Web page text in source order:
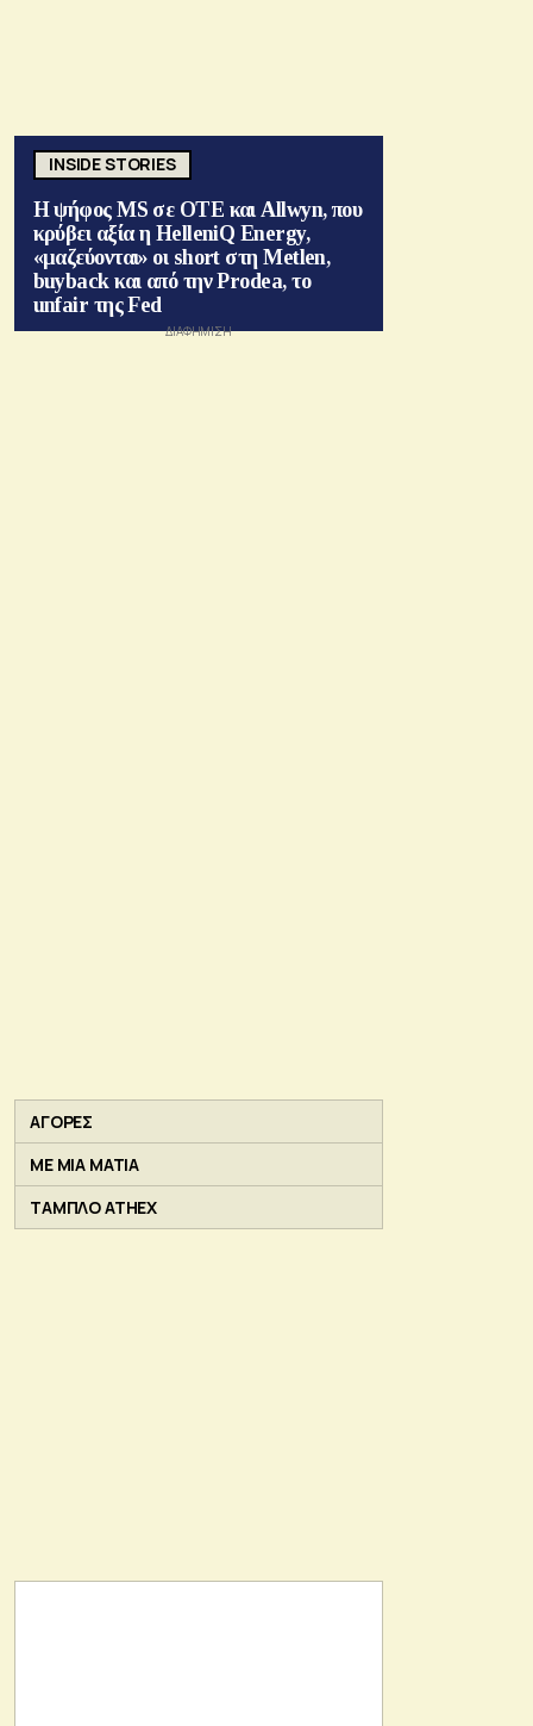
INSIDE STORIES
Η ψήφος MS σε ΟΤΕ και Allwyn, που
κρύβει αξία η HelleniQ Energy,
«μαζεύονται» οι short στη Metlen,
buyback και από την Prodea, το
unfair της Fed
ΑΓΟΡΕΣ
ΜΕ ΜΙΑ ΜΑΤΙΑ
ΤΑΜΠΛΟ ATHEX